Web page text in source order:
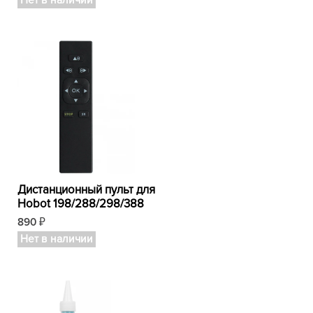
Дистанционный пульт для
Hobot 198/288/298/388
890 ₽
Нет в наличии